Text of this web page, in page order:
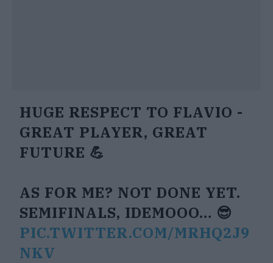
HUGE RESPECT TO FLAVIO -
GREAT PLAYER, GREAT
FUTURE 💪
AS FOR ME? NOT DONE YET.
SEMIFINALS, IDEMOOO… 😎
PIC.TWITTER.COM/MRHQ2J9
NKV